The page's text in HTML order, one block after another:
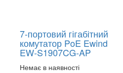
7-портовий гігабітний
комутатор PoE Ewind
EW-S1907CG-AP
Немає в наявності